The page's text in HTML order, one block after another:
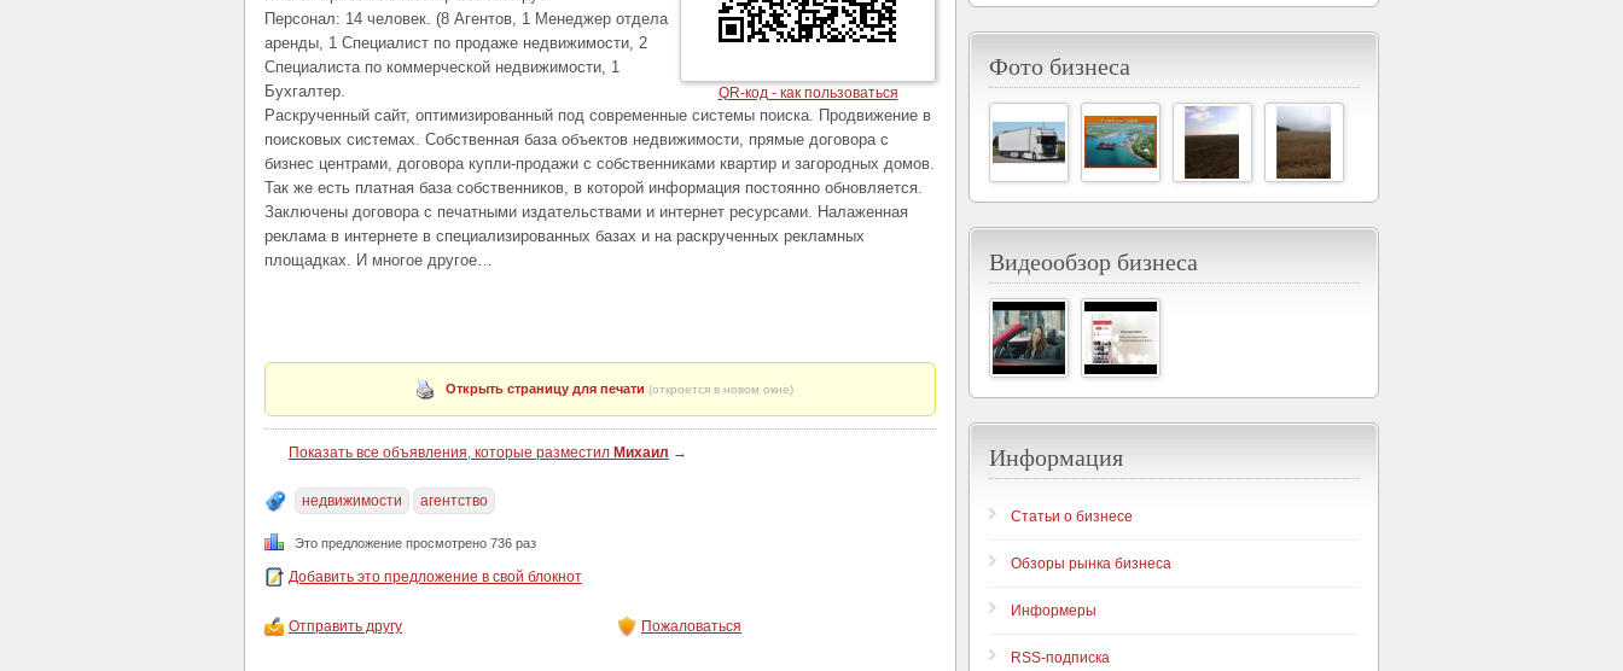
QR-код - как пользоваться
Персонал: 14 человек. (8 Агентов, 1 Менеджер отдела
аренды, 1 Специалист по продаже недвижимости, 2
Специалиста по коммерческой недвижимости, 1
Бухгалтер.
Раскрученный сайт, оптимизированный под современные системы поиска. Продвижение в
поисковых системах. Собственная база объектов недвижимости, прямые договора с
бизнес центрами, договора купли-продажи с собственниками квартир и загородных домов.
Так же есть платная база собственников, в которой информация постоянно обновляется.
Заключены договора с печатными издательствами и интернет ресурсами. Налаженная
реклама в интернете в специализированных базах и на раскрученных рекламных
площадках. И многое другое…
Открыть страницу для печати (откроется в новом окне)
Показать все объявления, которые разместил Михаил →
недвижимости агентство
Это предложение просмотрено 736 раз
Добавить это предложение в свой блокнот
Отправить другу Пожаловаться
Фото бизнеса
Видеообзор бизнеса
Информация
Статьи о бизнесе
Обзоры рынка бизнеса
Информеры
RSS-подписка